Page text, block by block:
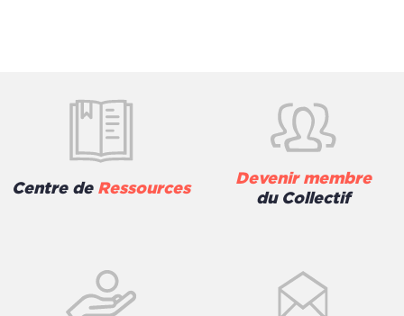
Centre de Ressources
Devenir membre
du Collectif